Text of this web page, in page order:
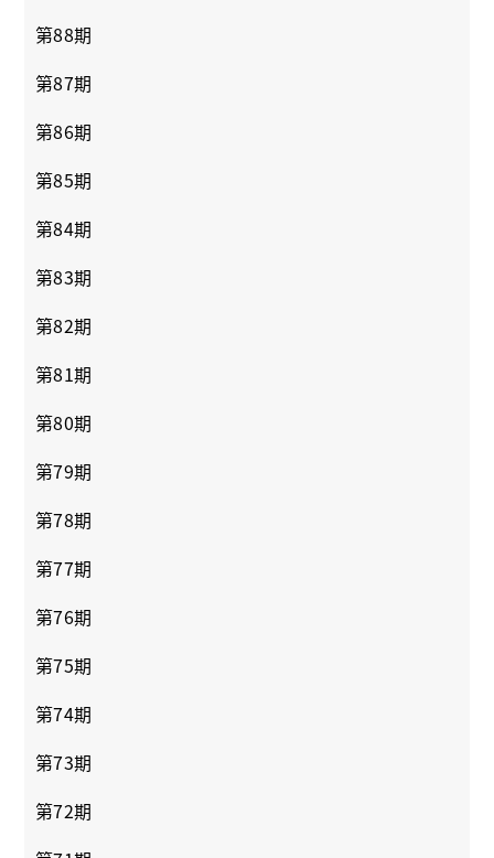
第88期
第87期
第86期
第85期
第84期
第83期
第82期
第81期
第80期
第79期
第78期
第77期
第76期
第75期
第74期
第73期
第72期